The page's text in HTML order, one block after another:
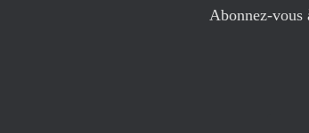
Abonnez-vous